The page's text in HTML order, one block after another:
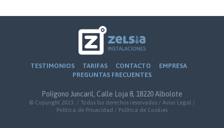
TESTIMONIOS TARIFAS CONTACTO
EMPRESA
PREGUNTAS FRECUENTES
Polígono Juncaril, Calle Loja 8, 18220 Albolote
© Copyright 2023. / Todos los derechos reservados / Aviso Legal
/
Política de Privacidad / Política de Cookies